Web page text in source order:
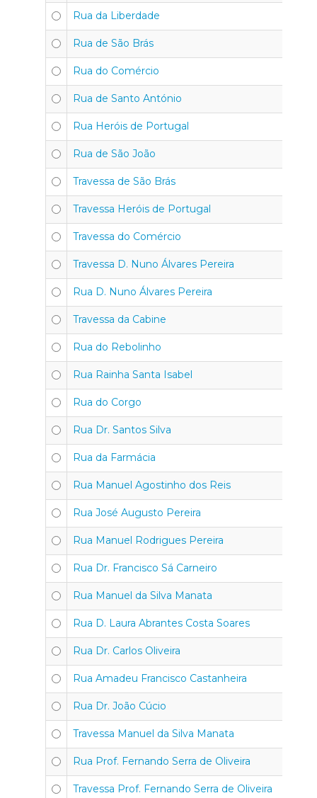
Rua da Liberdade
Rua de São Brás
Rua do Comércio
Rua de Santo António
Rua Heróis de Portugal
Rua de São João
Travessa de São Brás
Travessa Heróis de Portugal
Travessa do Comércio
Travessa D. Nuno Álvares Pereira
Rua D. Nuno Álvares Pereira
Travessa da Cabine
Rua do Rebolinho
Rua Rainha Santa Isabel
Rua do Corgo
Rua Dr. Santos Silva
Rua da Farmácia
Rua Manuel Agostinho dos Reis
Rua José Augusto Pereira
Rua Manuel Rodrigues Pereira
Rua Dr. Francisco Sá Carneiro
Rua Manuel da Silva Manata
Rua D. Laura Abrantes Costa Soares
Rua Dr. Carlos Oliveira
Rua Amadeu Francisco Castanheira
Rua Dr. João Cúcio
Travessa Manuel da Silva Manata
Rua Prof. Fernando Serra de Oliveira
Travessa Prof. Fernando Serra de Oliveira